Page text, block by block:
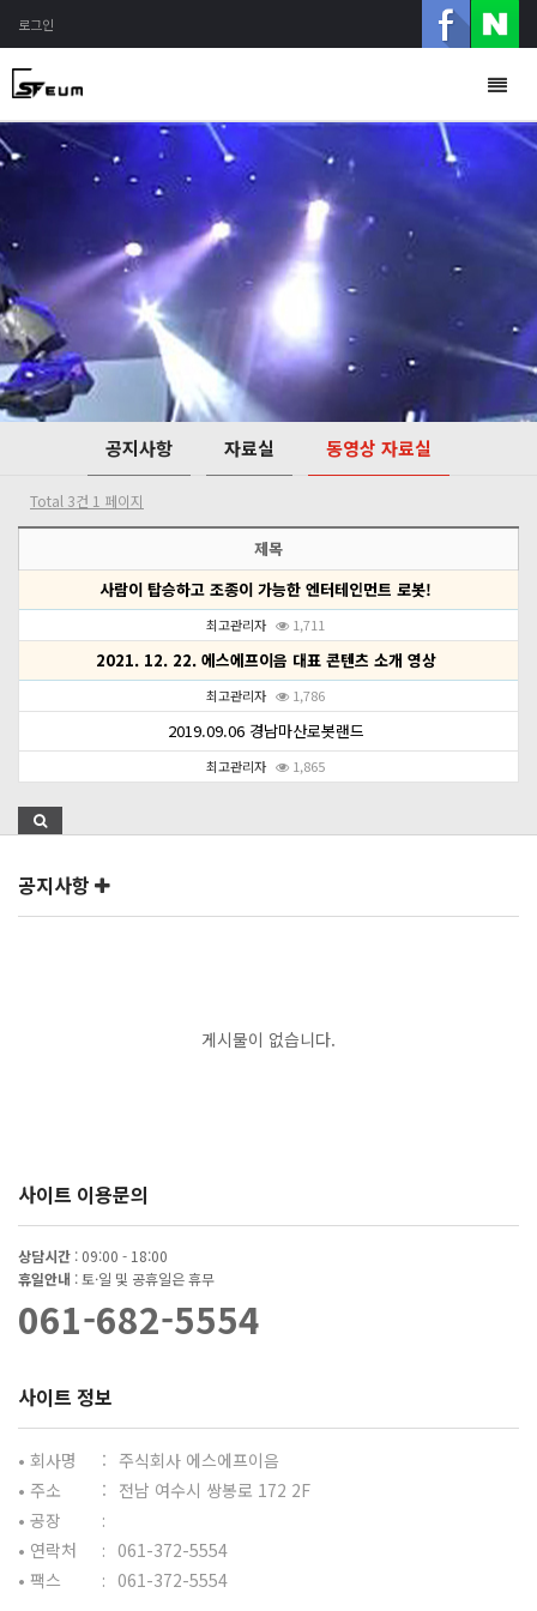
로그인
공지사항 자료실 동영상 자료실
Total 3건 1 페이지
제목
사람이 탑승하고 조종이 가능한 엔터테인먼트 로봇!
최고관리자 1,711
2021. 12. 22. 에스에프이음 대표 콘텐츠 소개 영상
최고관리자 1,786
2019.09.06 경남마산로봇랜드
최고관리자 1,865
공지사항
게시물이 없습니다.
사이트 이용문의
상담시간 : 09:00 - 18:00
휴일안내 : 토·일 및 공휴일은 휴무
061-682-5554
사이트 정보
• 회사명 : 주식회사 에스에프이음
• 주소
: 전남 여수시 쌍봉로 172 2F
• 공장
:
• 연락처
: 061-372-5554
• 팩스
: 061-372-5554